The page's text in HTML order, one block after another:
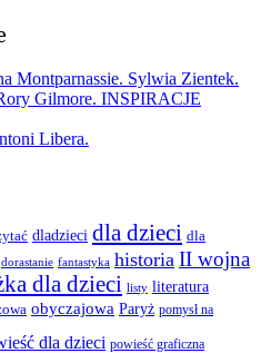
Montparnassie. Sylwia Zientek.
Gilmore. INSPIRACJE
Libera.
dladzieci dla dzieci dla
dorastanie fantastyka historia II wojna
dla dzieci listy literatura
obyczajowa Paryż pomysł na
dla dzieci powieść graficzna